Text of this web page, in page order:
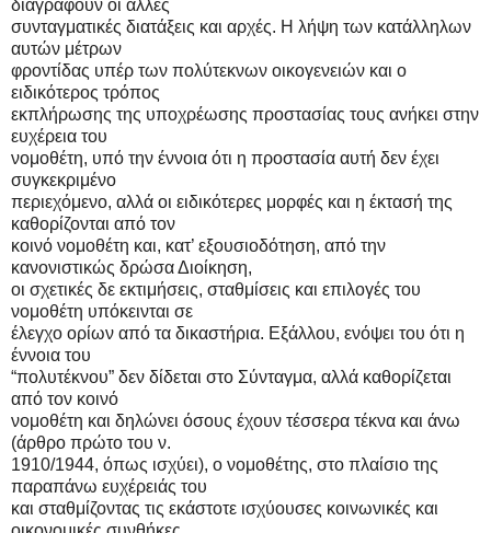
διαγράφουν οι άλλες
συνταγματικές διατάξεις και αρχές. Η λήψη των κατάλληλων
αυτών μέτρων
φροντίδας υπέρ των πολύτεκνων οικογενειών και ο
ειδικότερος τρόπος
εκπλήρωσης της υποχρέωσης προστασίας τους ανήκει στην
ευχέρεια του
νομοθέτη, υπό την έννοια ότι η προστασία αυτή δεν έχει
συγκεκριμένο
περιεχόμενο, αλλά οι ειδικότερες μορφές και η έκτασή της
καθορίζονται από τον
κοινό νομοθέτη και, κατ’ εξουσιοδότηση, από την
κανονιστικώς δρώσα Διοίκηση,
οι σχετικές δε εκτιμήσεις, σταθμίσεις και επιλογές του
νομοθέτη υπόκεινται σε
έλεγχο ορίων από τα δικαστήρια. Εξάλλου, ενόψει του ότι η
έννοια του
“πολυτέκνου” δεν δίδεται στο Σύνταγμα, αλλά καθορίζεται
από τον κοινό
νομοθέτη και δηλώνει όσους έχουν τέσσερα τέκνα και άνω
(άρθρο πρώτο του ν.
1910/1944, όπως ισχύει), ο νομοθέτης, στο πλαίσιο της
παραπάνω ευχέρειάς του
και σταθμίζοντας τις εκάστοτε ισχύουσες κοινωνικές και